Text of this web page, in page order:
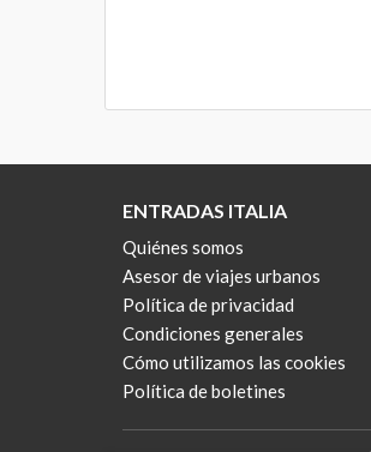
ENTRADAS ITALIA
Quiénes somos
Asesor de viajes urbanos
Política de privacidad
Condiciones generales
Cómo utilizamos las cookies
Política de boletines